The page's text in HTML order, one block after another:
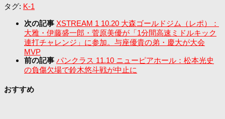
タグ: K-1
次の記事 XSTREAM 1 10.20 大森ゴールドジム（レポ）：
大雅・伊藤盛一郎・菅原美優が「1分間高速ミドルキック
連打チャレンジ」に参加。与座優貴の弟・慶大が大会
MVP
前の記事 パンクラス 11.10 ニューピアホール：松本光史
の負傷欠場で鈴木悠斗戦が中止に
おすすめ